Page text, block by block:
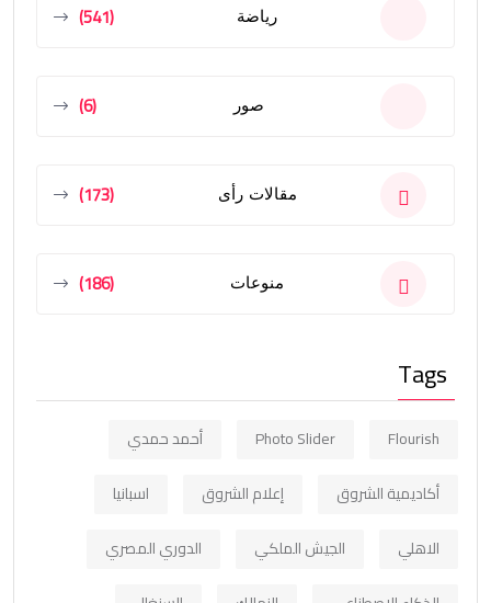
رياضة (541)
صور (6)
مقالات رأى (173)
منوعات (186)
Tags
Flourish
Photo Slider
أحمد حمدي
أكاديمية الشروق
إعلام الشروق
اسبانيا
الاهلي
الجيش الملكي
الدوري المصري